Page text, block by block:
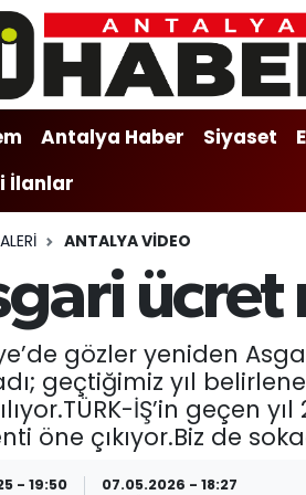
Antalya Haber Siyaset
İlanlar
ANTALYA VIDEO
ücret
gözler yeniden
geçtiğimiz yıl
İŞ’in geçen
öne çıkıyor.Biz de
- 19:50 07.05.2026 - 18:27
Eczaneler
Durumu
Yoğunluk Haritası
Durumu ve Fikstür